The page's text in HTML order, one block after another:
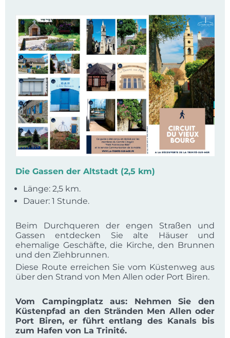
Die Gassen der Altstadt (2,5 km)
Länge: 2,5 km.
Dauer: 1 Stunde.
Beim Durchqueren der engen Straßen und
Gassen entdecken Sie alte Häuser und
ehemalige Geschäfte, die Kirche, den Brunnen
und den Ziehbrunnen.
Diese Route erreichen Sie vom Küstenweg aus
über den Strand von Men Allen oder Port Biren.
Vom Campingplatz aus: Nehmen Sie den
Küstenpfad an den Stränden Men Allen oder
Port Biren, er führt entlang des Kanals bis
zum Hafen von La Trinité.